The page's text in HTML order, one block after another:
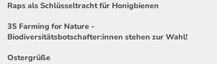
Raps als Schlüsseltracht für Honigbienen
35 Farming for Nature -
Biodiversitätsbotschafter:innen stehen zur Wahl!
Ostergrüße